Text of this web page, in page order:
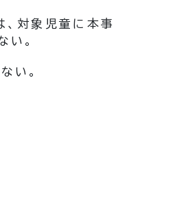
、対象児童に本事
。
い。